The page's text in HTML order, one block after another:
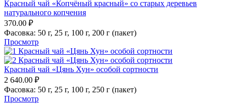
Красный чай «Копчёный красный» со старых деревьев
натурального копчения
370.00 ₽
Фасовка: 50 г, 25 г, 100 г, 200 г (пакет)
Просмотр
Красный чай «Цянь Хун» особой сортности
2 640.00 ₽
Фасовка: 50 г, 25 г, 100 г, 250 г (пакет)
Просмотр